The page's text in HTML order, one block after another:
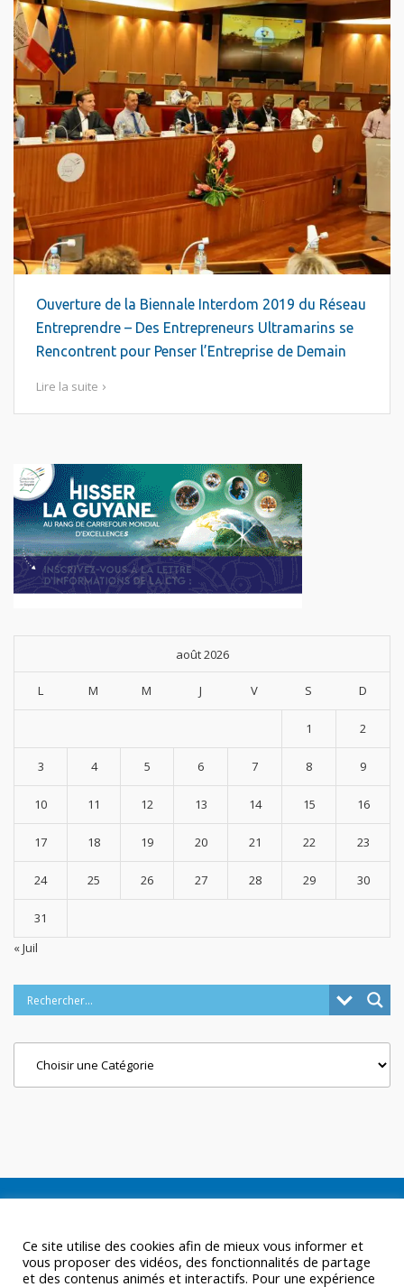
Ouverture de la Biennale Interdom 2019 du Réseau
Entreprendre – Des Entrepreneurs Ultramarins se
Rencontrent pour Penser l’Entreprise de Demain
Lire la suite
août 2026
L M M J V S D
1 2
3 4 5 6 7 8 9
10 11 12 13 14 15 16
17 18 19 20 21 22 23
24 25 26 27 28 29 30
31
« Juil
Ce site utilise des cookies afin de mieux vous informer et
vous proposer des vidéos, des fonctionnalités de partage
et des contenus animés et interactifs. Pour une expérience